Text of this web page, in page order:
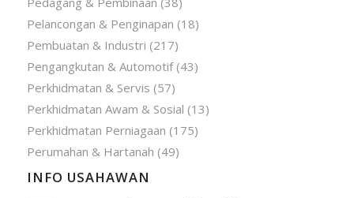
Pelancongan & Penginapan (18)
Pembuatan & Industri (217)
Pengangkutan & Automotif(43)
Perkhidmatan & Servis (57)
Perkhidmatan Awam & Sosial (13)
Perkhidmatan Perniagaan (175)
Perumahan & Hartanah (49)
INFO USAHAWAN